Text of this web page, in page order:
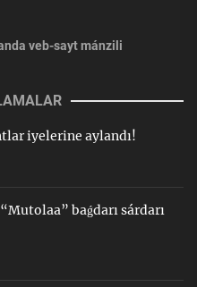
veb-sayt mánzili
iyelerine aylandı!
baǵdarı sárdarı